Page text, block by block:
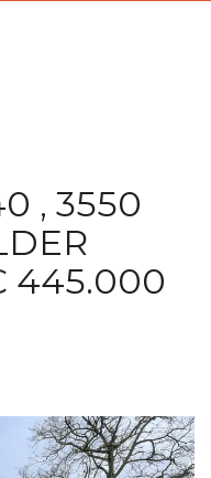
, 3550
445.000